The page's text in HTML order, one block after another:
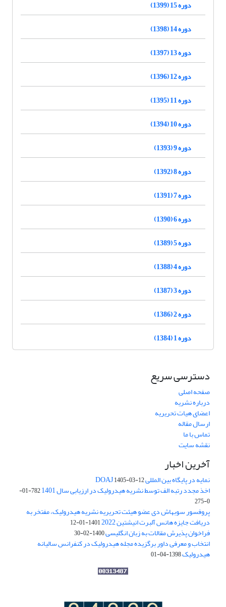
دوره 15 (1399)
دوره 14 (1398)
دوره 13 (1397)
دوره 12 (1396)
دوره 11 (1395)
دوره 10 (1394)
دوره 9 (1393)
دوره 8 (1392)
دوره 7 (1391)
دوره 6 (1390)
دوره 5 (1389)
دوره 4 (1388)
دوره 3 (1387)
دوره 2 (1386)
دوره 1 (1384)
دسترسی سریع
صفحه اصلی
درباره نشریه
اعضای هیات تحریریه
ارسال مقاله
تماس با ما
نقشه سایت
آخرین اخبار
نمایه در پایگاه بین المللی DOAJ1405-03-12
اخذ مجدد رتبه الف توسط نشریه هیدرولیک در ارزیابی سال 1401
782-01-
0-275
پروفسور سوبهاش دی عضو هیئت تحریریه نشریه هیدرولیک، مفتخر به
دریافت جایزه هانس آلبرت انیشتین 2022 1401-01-12
فراخوان پذیرش مقالات به زبان انگلیسی1400-02-30
انتخاب و معرفی داور برگزیده مجله هیدرولیک در کنفرانس سالیانه
هیدرولیک1398-04-01